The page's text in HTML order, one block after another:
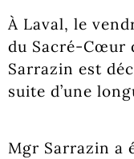
À Laval, le
du Sacré-Cœur
Sarrazin est
suite d’une
Mgr Sarrazin a